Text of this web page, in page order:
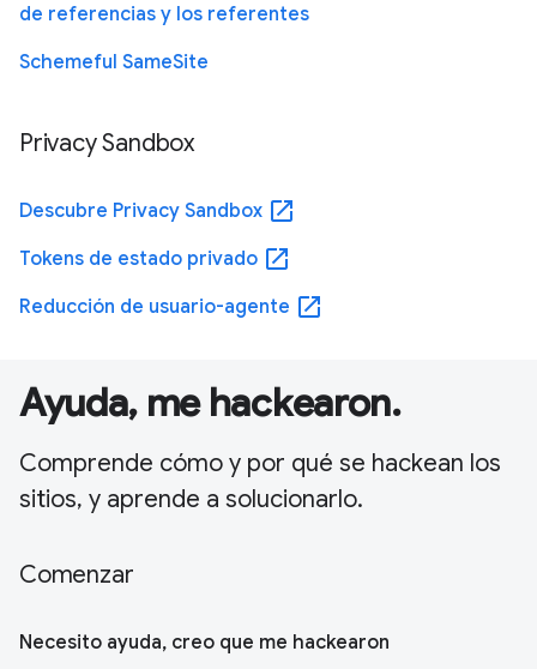
de referencias y los referentes
Schemeful SameSite
Privacy Sandbox
Descubre Privacy Sandbox open_in_new
Tokens de estado privado open_in_new
Reducción de usuario-agente open_in_new
Ayuda, me hackearon.
Comprende cómo y por qué se hackean los
sitios, y aprende a solucionarlo.
Comenzar
Necesito ayuda, creo que me hackearon